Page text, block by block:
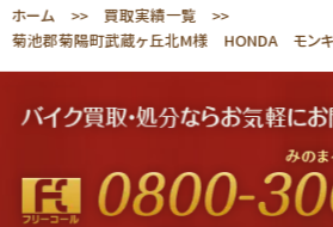
ホーム 買取実績一覧
菊池郡菊陽町武蔵ヶ丘北M様 HONDA モン